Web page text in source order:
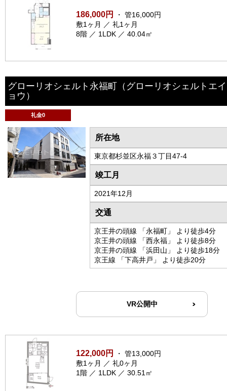
186,000円
・ 管16,000円
敷1ヶ月 ／ 礼1ヶ月
8階 ／ 1LDK ／ 40.04㎡
グローリオシェルト永福町 （グローリオシェルトエ
ョウ）
礼金0
所在地
東京都杉並区永福３丁目47-4
竣工月
2021年12月
交通
京王井の頭線 「永福町」 より徒歩4分
京王井の頭線 「西永福」 より徒歩8分
京王井の頭線 「浜田山」 より徒歩18分
京王線 「下高井戸」 より徒歩20分
VR公開中
122,000円
・ 管13,000円
敷1ヶ月 ／ 礼0ヶ月
1階 ／ 1LDK ／ 30.51㎡